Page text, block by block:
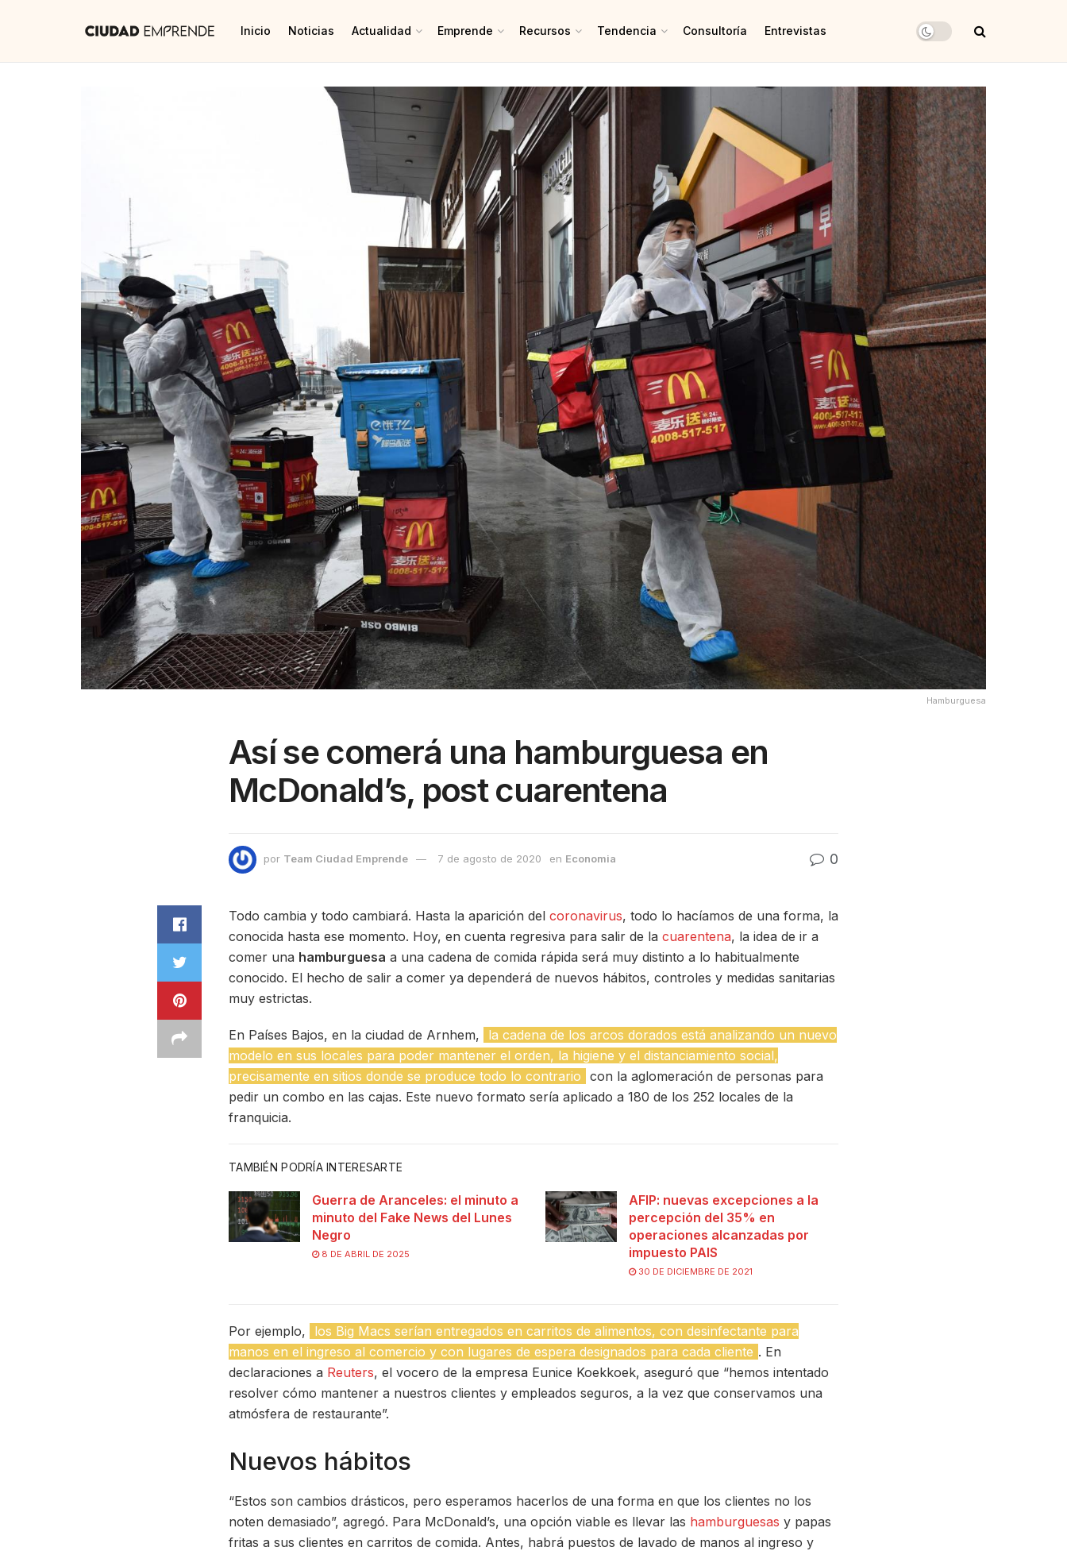
Inicio Noticias Actualidad Emprende Recursos Tendencia Consultoría Entrevistas
Hamburguesa
Así se comerá una hamburguesa en
McDonald’s, post cuarentena
por Team Ciudad Emprende 7 de agosto de 2020 en Economia 0
Todo cambia y todo cambiará. Hasta la aparición del coronavirus, todo lo hacíamos de una forma, la
conocida hasta ese momento. Hoy, en cuenta regresiva para salir de la cuarentena, la idea de ir a
comer una hamburguesa a una cadena de comida rápida será muy distinto a lo habitualmente
conocido. El hecho de salir a comer ya dependerá de nuevos hábitos, controles y medidas sanitarias
muy estrictas.
En Países Bajos, en la ciudad de Arnhem,
la cadena de los arcos dorados está analizando un nuevo
modelo en sus locales para poder mantener el orden, la higiene y el distanciamiento social,
precisamente en sitios donde se produce todo lo contrario con la aglomeración de personas para
pedir un combo en las cajas. Este nuevo formato sería aplicado a 180 de los 252 locales de la
franquicia.
TAMBIÉN PODRÍA INTERESARTE
Guerra de Aranceles: el minuto a
minuto del Fake News del Lunes
Negro
8 DE ABRIL DE 2025
AFIP: nuevas excepciones a la
percepción del 35% en
operaciones alcanzadas por
impuesto PAIS
30 DE DICIEMBRE DE 2021
Por ejemplo,
los Big Macs serían entregados en carritos de alimentos, con desinfectante para
manos en el ingreso al comercio y con lugares de espera designados para cada cliente . En
declaraciones a Reuters, el vocero de la empresa Eunice Koekkoek, aseguró que “hemos intentado
resolver cómo mantener a nuestros clientes y empleados seguros, a la vez que conservamos una
atmósfera de restaurante”.
Nuevos hábitos
“Estos son cambios drásticos, pero esperamos hacerlos de una forma en que los clientes no los
noten demasiado”, agregó. Para McDonald’s, una opción viable es llevar las hamburguesas y papas
fritas a sus clientes en carritos de comida. Antes, habrá puestos de lavado de manos al ingreso y